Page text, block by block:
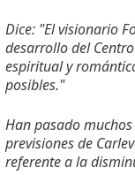
Dice: "El visionario
desarrollo del
espiritual y
posibles."
Han pasado
previsiones de
referente a la